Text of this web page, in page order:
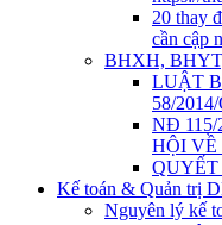
20 thay
cần cập
BHXH,
LUẬT
58/
NĐ
HỘI VỀ
Kế toán & Quản trị
Nguyên lý kế